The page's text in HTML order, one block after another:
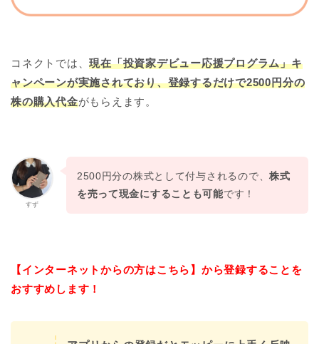
コネクトでは、現在「投資家デビュー応援プログラム」キ
ャンペーンが実施されており、登録するだけで2500円分の
株の購入代金がもらえます。
すず
2500円分の株式として付与されるので、株式
を売って現金にすることも可能です！
【インターネットからの方はこちら】から登録することを
おすすめします！